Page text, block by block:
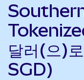
달러(으)
SGD)